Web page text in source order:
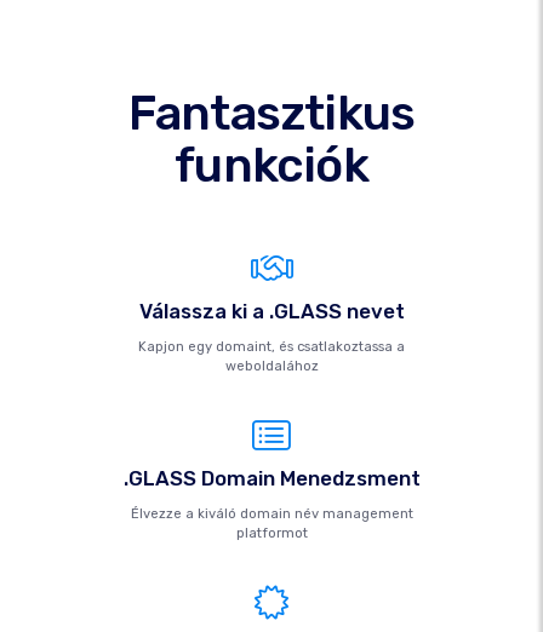
Fantasztikus
funkciók
Válassza ki a .GLASS nevet
Kapjon egy domaint, és csatlakoztassa a
weboldalához
.GLASS Domain Menedzsment
Élvezze a kiváló domain név management
platformot